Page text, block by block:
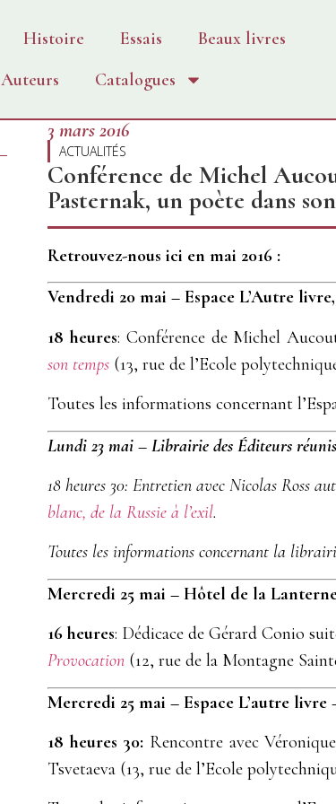
Histoire Essais
Beaux livres
Auteurs Catalogues
3 mars 2016
ACTUALITÉS
Conférence de Michel
Pasternak, un poète dans
Retrouvez-nous ici en mai 2016 :
Vendredi 20 mai – Espace L’Autre
18 heures: Conférence de Michel
son temps (13, rue de l’Ecole
Toutes les informations concernant
Lundi 23 mai – Librairie des Éditeurs
18 heures 30: Entretien avec Nicolas Ross
blanc, de la Russie à l’exil.
Toutes les informations concernant la
Mercredi 25 mai – Hôtel de la
16 heures: Dédicace de Gérard Conio
Provocation (12, rue de la Montagne
Mercredi 25 mai – Espace L’autre livre
18 heures 30: Rencontre avec
Tsvetaeva (13, rue de l’Ecole